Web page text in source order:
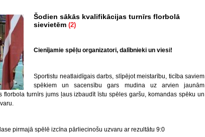
Šodien sākās kvalifikācijas turnīrs florbolā
sievietēm (2)
Cienījamie spēļu organizatori, dalībnieki un viesi!
Sportistu neatlaidīgais darbs, slīpējot meistarību, ticība saviem
spēkiem un sacensību gars mudina uz arvien jaunām
florbola turnīrs jums ļaus izbaudīt īstu spēles garšu, komandas spēku un
pirmajā spēlē izcīna pārliecinošu uzvaru ar rezultātu 9:0